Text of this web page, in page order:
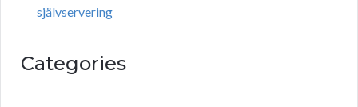
självservering
Categories